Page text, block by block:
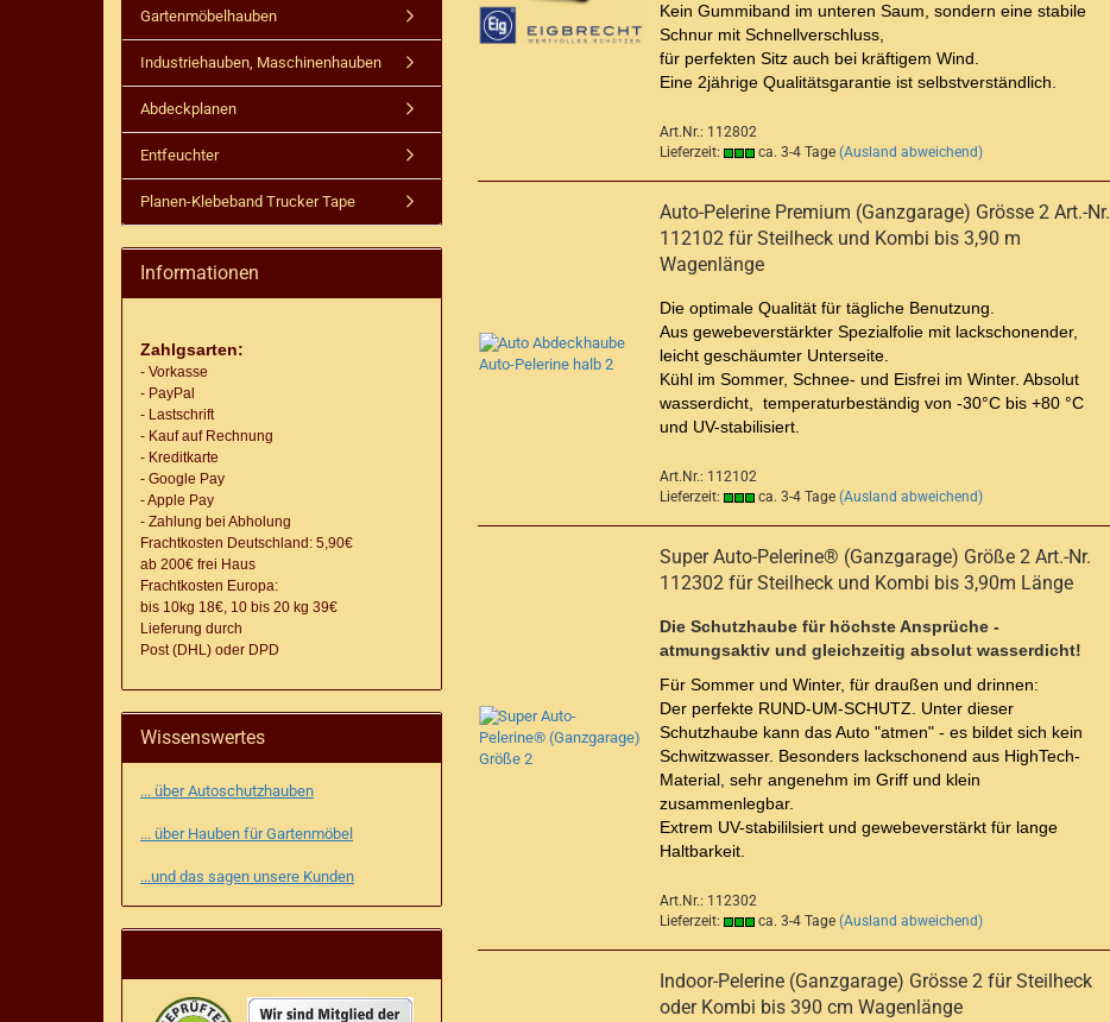
Kein Gummiband im unteren Saum, sondern eine stabile
Schnur mit Schnellverschluss,
für perfekten Sitz auch bei kräftigem Wind.
Eine 2jährige Qualitätsgarantie ist selbstverständlich.
Art.Nr.: 112802
Lieferzeit:
ca. 3-4 Tage (Ausland abweichend)
Auto-Pelerine Premium (Ganzgarage) Grösse 2 Art.-Nr.
112102 für Steilheck und Kombi bis 3,90 m
Wagenlänge
Die optimale Qualität für tägliche Benutzung.
Aus gewebeverstärkter Spezialfolie mit lackschonender,
leicht geschäumter Unterseite.
Kühl im Sommer, Schnee- und Eisfrei im Winter. Absolut
wasserdicht, temperaturbeständig von -30°C bis +80 °C
und UV-stabilisiert.
Art.Nr.: 112102
Lieferzeit:
ca. 3-4 Tage (Ausland abweichend)
Super Auto-Pelerine® (Ganzgarage) Größe 2 Art.-Nr.
112302 für Steilheck und Kombi bis 3,90m Länge
Die Schutzhaube für höchste Ansprüche -
atmungsaktiv und gleichzeitig absolut wasserdicht!
Für Sommer und Winter, für draußen und drinnen:
Der perfekte RUND-UM-SCHUTZ. Unter dieser
Schutzhaube kann das Auto "atmen" - es bildet sich kein
Schwitzwasser. Besonders lackschonend aus HighTech-
Material, sehr angenehm im Griff und klein
zusammenlegbar.
Extrem UV-stabililsiert und gewebeverstärkt für lange
Haltbarkeit.
Art.Nr.: 112302
Lieferzeit:
ca. 3-4 Tage (Ausland abweichend)
Indoor-Pelerine (Ganzgarage) Grösse 2 für Steilheck
oder Kombi bis 390 cm Wagenlänge
Gartenmöbelhauben
Industriehauben, Maschinenhauben
Abdeckplanen
Entfeuchter
Planen-Klebeband Trucker Tape
Informationen
Zahlgsarten:
- Vorkasse
- PayPal
- Lastschrift
- Kauf auf Rechnung
- Kreditkarte
- Google Pay
- Apple Pay
- Zahlung bei Abholung
Frachtkosten Deutschland: 5,90€
ab 200€ frei Haus
Frachtkosten Europa:
bis 10kg 18€, 10 bis 20 kg 39€
Lieferung durch
Post (DHL) oder DPD
Wissenswertes
... über Autoschutzhauben
... über Hauben für Gartenmöbel
...und das sagen unsere Kunden